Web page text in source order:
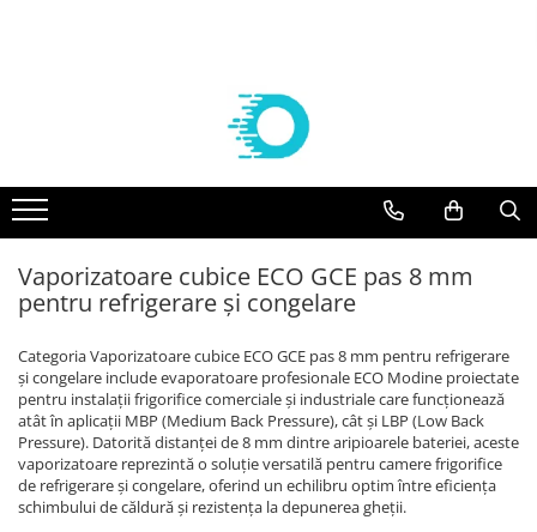
FILTRE CASTEL
Valve Solenoid
VALVE SOLENOID CASTEL
Valve Termostatice
Cartuse si carcase
CARTUSE DANFOSS
CARTUSE CASTEL
Condensatoare
Racorduri absorbtie vibratii
AGREGATE EMBRACO R 134a
AGREGATE EMBRACO R 404a
Agregate Tecumseh
AGREGATE TECUMSEH R 134a
AGREGATE TECUMSEH R 404a
Compresoare frigorifice Embraco
R404A
Compresoare frigorifice Embraco
R290
Compresoare Embraco R600a
Compresoare Embraco R134a
Compresoare Tecumseh R134a
Compresoare Tecumseh R404A
Compresoare Danfoss
Compresoare Copeland
Compresoare Cubigel
VAPORIZATOARE ECO-MODINE
Vaporizatoare ECO - Slim EVS
VAPORIZATOARE cubiceECO GCE/
CTE PAS 6 REFRIGERARE
PAS 8 REFRIGERARE/CONGELARE
VAPORIZATOARE ECO cubiceGCE
VAPORIZATOARE ECO- pas 3
dubluflux GDE refrigerare
Vaporizatoare GUNAY
Vaporizatoare CUBICE GUNAY
Vaporizatoare GUNAY DUBLU FLUX
Vaporizatoare GUNAY UNGHIULARE
Solutii curatare/igienizare
SUPORTI AER CONDITIONAT
KITURI INSTALARE AER
CONDITIONAT
ACCESORII AER CONDITIONAT
APARATE AER CONDITIONAT
Vaporizatoare cubice ECO GCE pas 8 mm
pentru refrigerare și congelare
Categoria Vaporizatoare cubice ECO GCE pas 8 mm pentru refrigerare
și congelare include evaporatoare profesionale ECO Modine proiectate
pentru instalații frigorifice comerciale și industriale care funcționează
atât în aplicații MBP (Medium Back Pressure), cât și LBP (Low Back
Pressure). Datorită distanței de 8 mm dintre aripioarele bateriei, aceste
vaporizatoare reprezintă o soluție versatilă pentru camere frigorifice
de refrigerare și congelare, oferind un echilibru optim între eficiența
schimbului de căldură și rezistența la depunerea gheții.